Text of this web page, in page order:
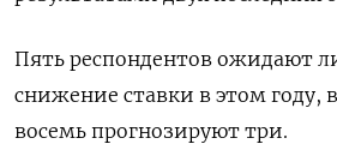
Пять респондентов ожидают
снижение ставки в этом году,
восемь прогнозируют три.